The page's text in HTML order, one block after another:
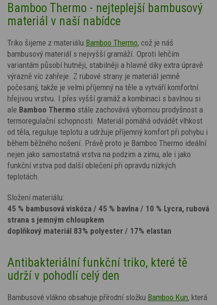
Bamboo Thermo - nejteplejší bambusový
materiál v naší nabídce
Triko šijeme z materiálu Bamboo Thermo, což je náš
bambusový materiál s nejvyšší gramáží. Oproti lehčím
variantám působí hutněji, stabilněji a hlavně díky extra úpravě
výrazně víc zahřeje. Z rubové strany je materiál jemně
počesaný, takže je velmi příjemný na těle a vytváří komfortní
hřejivou vrstvu. I přes vyšší gramáž a kombinaci s bavlnou si
ale Bamboo Thermo stále zachovává výbornou prodyšnost a
termoregulační schopnosti. Materiál pomáhá odvádět vlhkost
od těla, reguluje teplotu a udržuje příjemný komfort při pohybu i
během běžného nošení. Právě proto je Bamboo Thermo ideální
nejen jako samostatná vrstva na podzim a zimu, ale i jako
funkční vrstva pod další oblečení při opravdu nízkých
teplotách.
Složení materiálu:
45 % bambusová viskóza / 45 % bavlna / 10 % Lycra, rubová
strana s jemným chloupkem
doplňkový materiál 83% polyester / 17% elastan
Antibakteriální funkční triko, které tě
udrží v pohodlí celý den
Bambusové vlákno obsahuje přírodní složku Bamboo Kun, která